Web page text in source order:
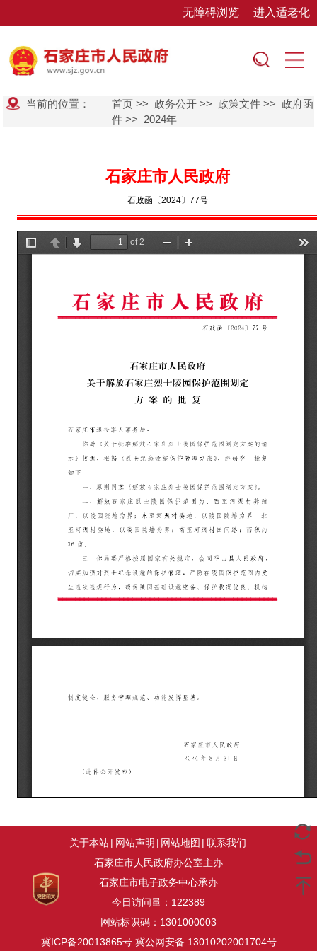
无障碍浏览 进入适老化
当前的位置： 首页 >>政务公开 >>政策文件 >>政府函
件 >> 2024年
石家庄市人民政府
石政函〔2024〕77号
关于本站| 网站声明 | 网站地图 | 联系我们
石家庄市人民政府办公室主办
石家庄市电子政务中心承办
今日访问量： 122389
网站标识码：1301000003
冀ICP备20013865号 冀公网安备 13010202001704号